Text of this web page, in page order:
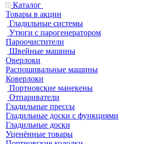
Каталог
Товары в акции
Гладильные системы
Утюги с парогенератором
Пароочистители
Швейные машины
Оверлоки
Распошивальные машины
Коверлоки
Портновские манекены
Отпариватели
Гладильные прессы
Гладильные доски с функциями
Гладильные доски
Уценённые товары